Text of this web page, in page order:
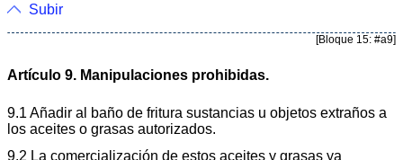
Subir
[Bloque 15: #a9]
Artículo 9. Manipulaciones prohibidas.
9.1 Añadir al baño de fritura sustancias u objetos extraños a
los aceites o grasas autorizados.
9.2 La comercialización de estos aceites y grasas ya